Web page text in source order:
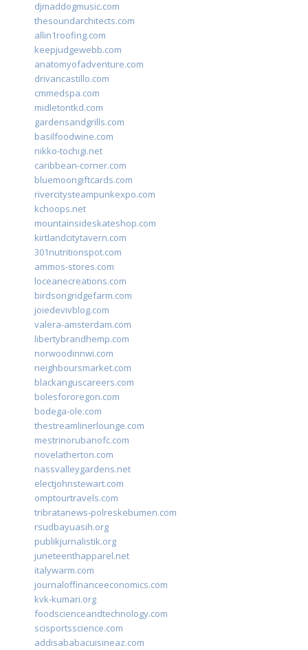
djmaddogmusic.com
thesoundarchitects.com
allin1roofing.com
keepjudgewebb.com
anatomyofadventure.com
drivancastillo.com
cmmedspa.com
midletontkd.com
gardensandgrills.com
basilfoodwine.com
nikko-tochigi.net
caribbean-corner.com
bluemoongiftcards.com
rivercitysteampunkexpo.com
kchoops.net
mountainsideskateshop.com
kirtlandcitytavern.com
301nutritionspot.com
ammos-stores.com
loceanecreations.com
birdsongridgefarm.com
joiedevivblog.com
valera-amsterdam.com
libertybrandhemp.com
norwoodinnwi.com
neighboursmarket.com
blackanguscareers.com
bolesfororegon.com
bodega-ole.com
thestreamlinerlounge.com
mestrinorubanofc.com
novelatherton.com
nassvalleygardens.net
electjohnstewart.com
omptourtravels.com
tribratanews-polreskebumen.com
rsudbayuasih.org
publikjurnalistik.org
juneteenthapparel.net
italywarm.com
journaloffinanceeconomics.com
kvk-kumari.org
foodscienceandtechnology.com
scisportsscience.com
addisababacuisineaz.com